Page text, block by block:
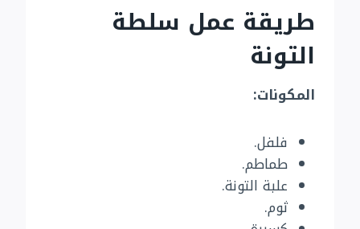
طريقة عمل سلطة
التونة
المكونات:
فلفل.
طماطم.
علبة التونة.
ثوم.